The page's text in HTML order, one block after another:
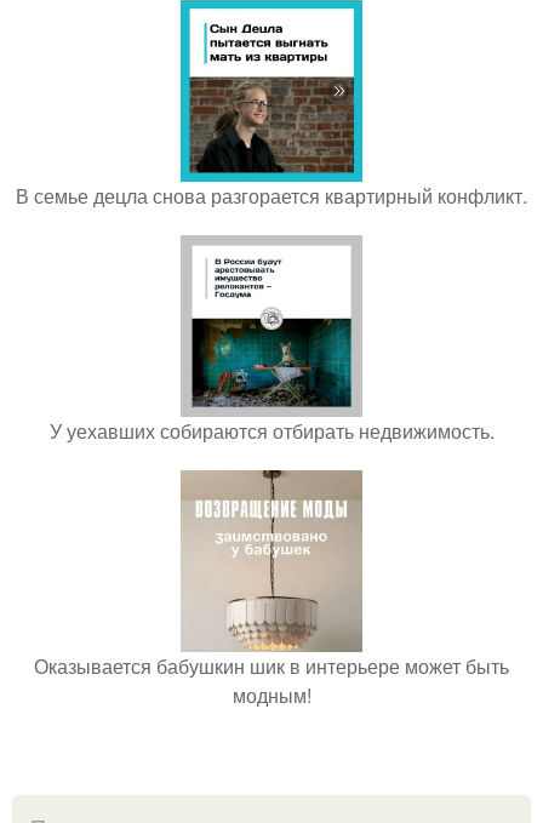
В семье децла снова разгорается квартирный конфликт.
У уехавших собираются отбирать недвижимость.
Оказывается бабушкин шик в интерьере может быть
модным!